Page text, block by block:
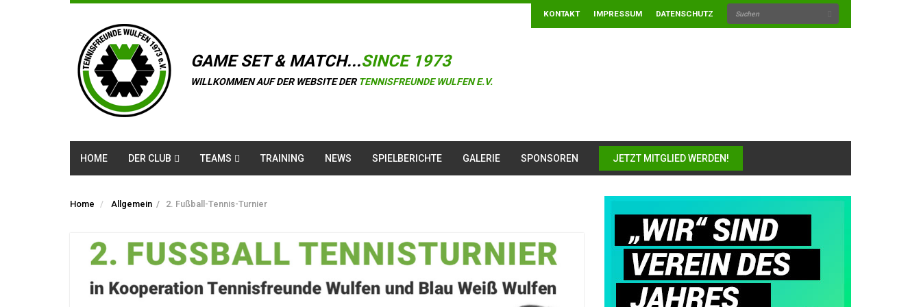
KONTAKT IMPRESSUM DATENSCHUTZ
GAME SET & MATCH...SINCE 1973
WILLKOMMEN AUF DER WEBSITE DER TENNISFREUNDE WULFEN E.V.
HOME DER CLUB TEAMS TRAINING NEWS SPIELBERICHTE GALERIE SPONSOREN JETZT MITGLIED WERDEN!
Home Allgemein / 2. Fußball-Tennis-Turnier